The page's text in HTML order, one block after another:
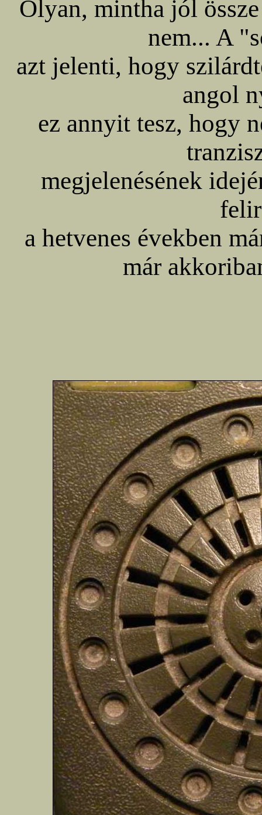
Olyan, mintha jól
nem... A
azt jelenti, hogy
angol
ez annyit tesz, hogy
megjelenésének
a hetvenes években
már